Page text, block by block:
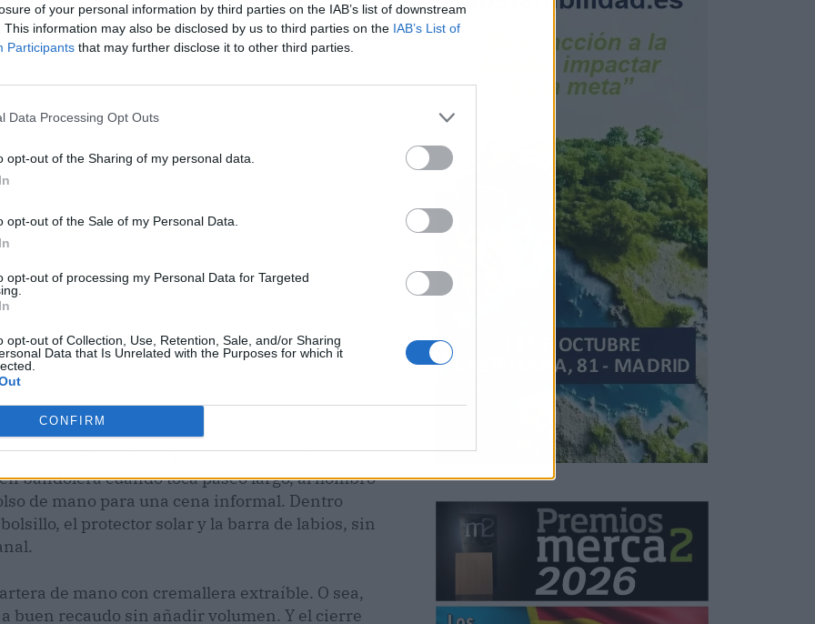
of your personal information by third parties on the IAB’s list of downstream
This information may also be disclosed by us to third parties on the IAB’s List of
Participants that may further disclose it to other third parties.
Data Processing Opt Outs
opt-out of the Sharing of my personal data.
opt-out of the Sale of my Personal Data.
opt-out of processing my Personal Data for Targeted
opt-out of Collection, Use, Retention, Sale, and/or Sharing
Data that Is Unrelated with the Purposes for which it
CONFIRM
alta calidad que se nota nada más verlo. La
bandolera cuando toca paseo largo, al hombro
de mano para una cena informal. Dentro
el protector solar y la barra de labios, sin
de mano con cremallera extraíble. O sea,
buen recaudo sin añadir volumen. Y el cierre